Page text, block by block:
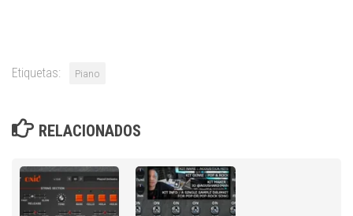
Etiquetas: Piano
RELACIONADOS